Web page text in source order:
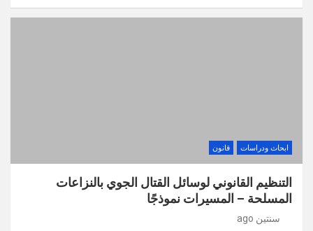
ابحاث ودراسات قانون
التنظيم القانوني لوسائل القتال الجوي بالنزاعات
المسلحة – المسيرات نموذجًا
سنتين ago